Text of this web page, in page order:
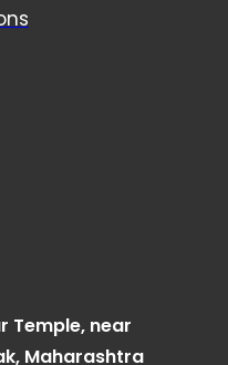
Temple, near
Maharashtra